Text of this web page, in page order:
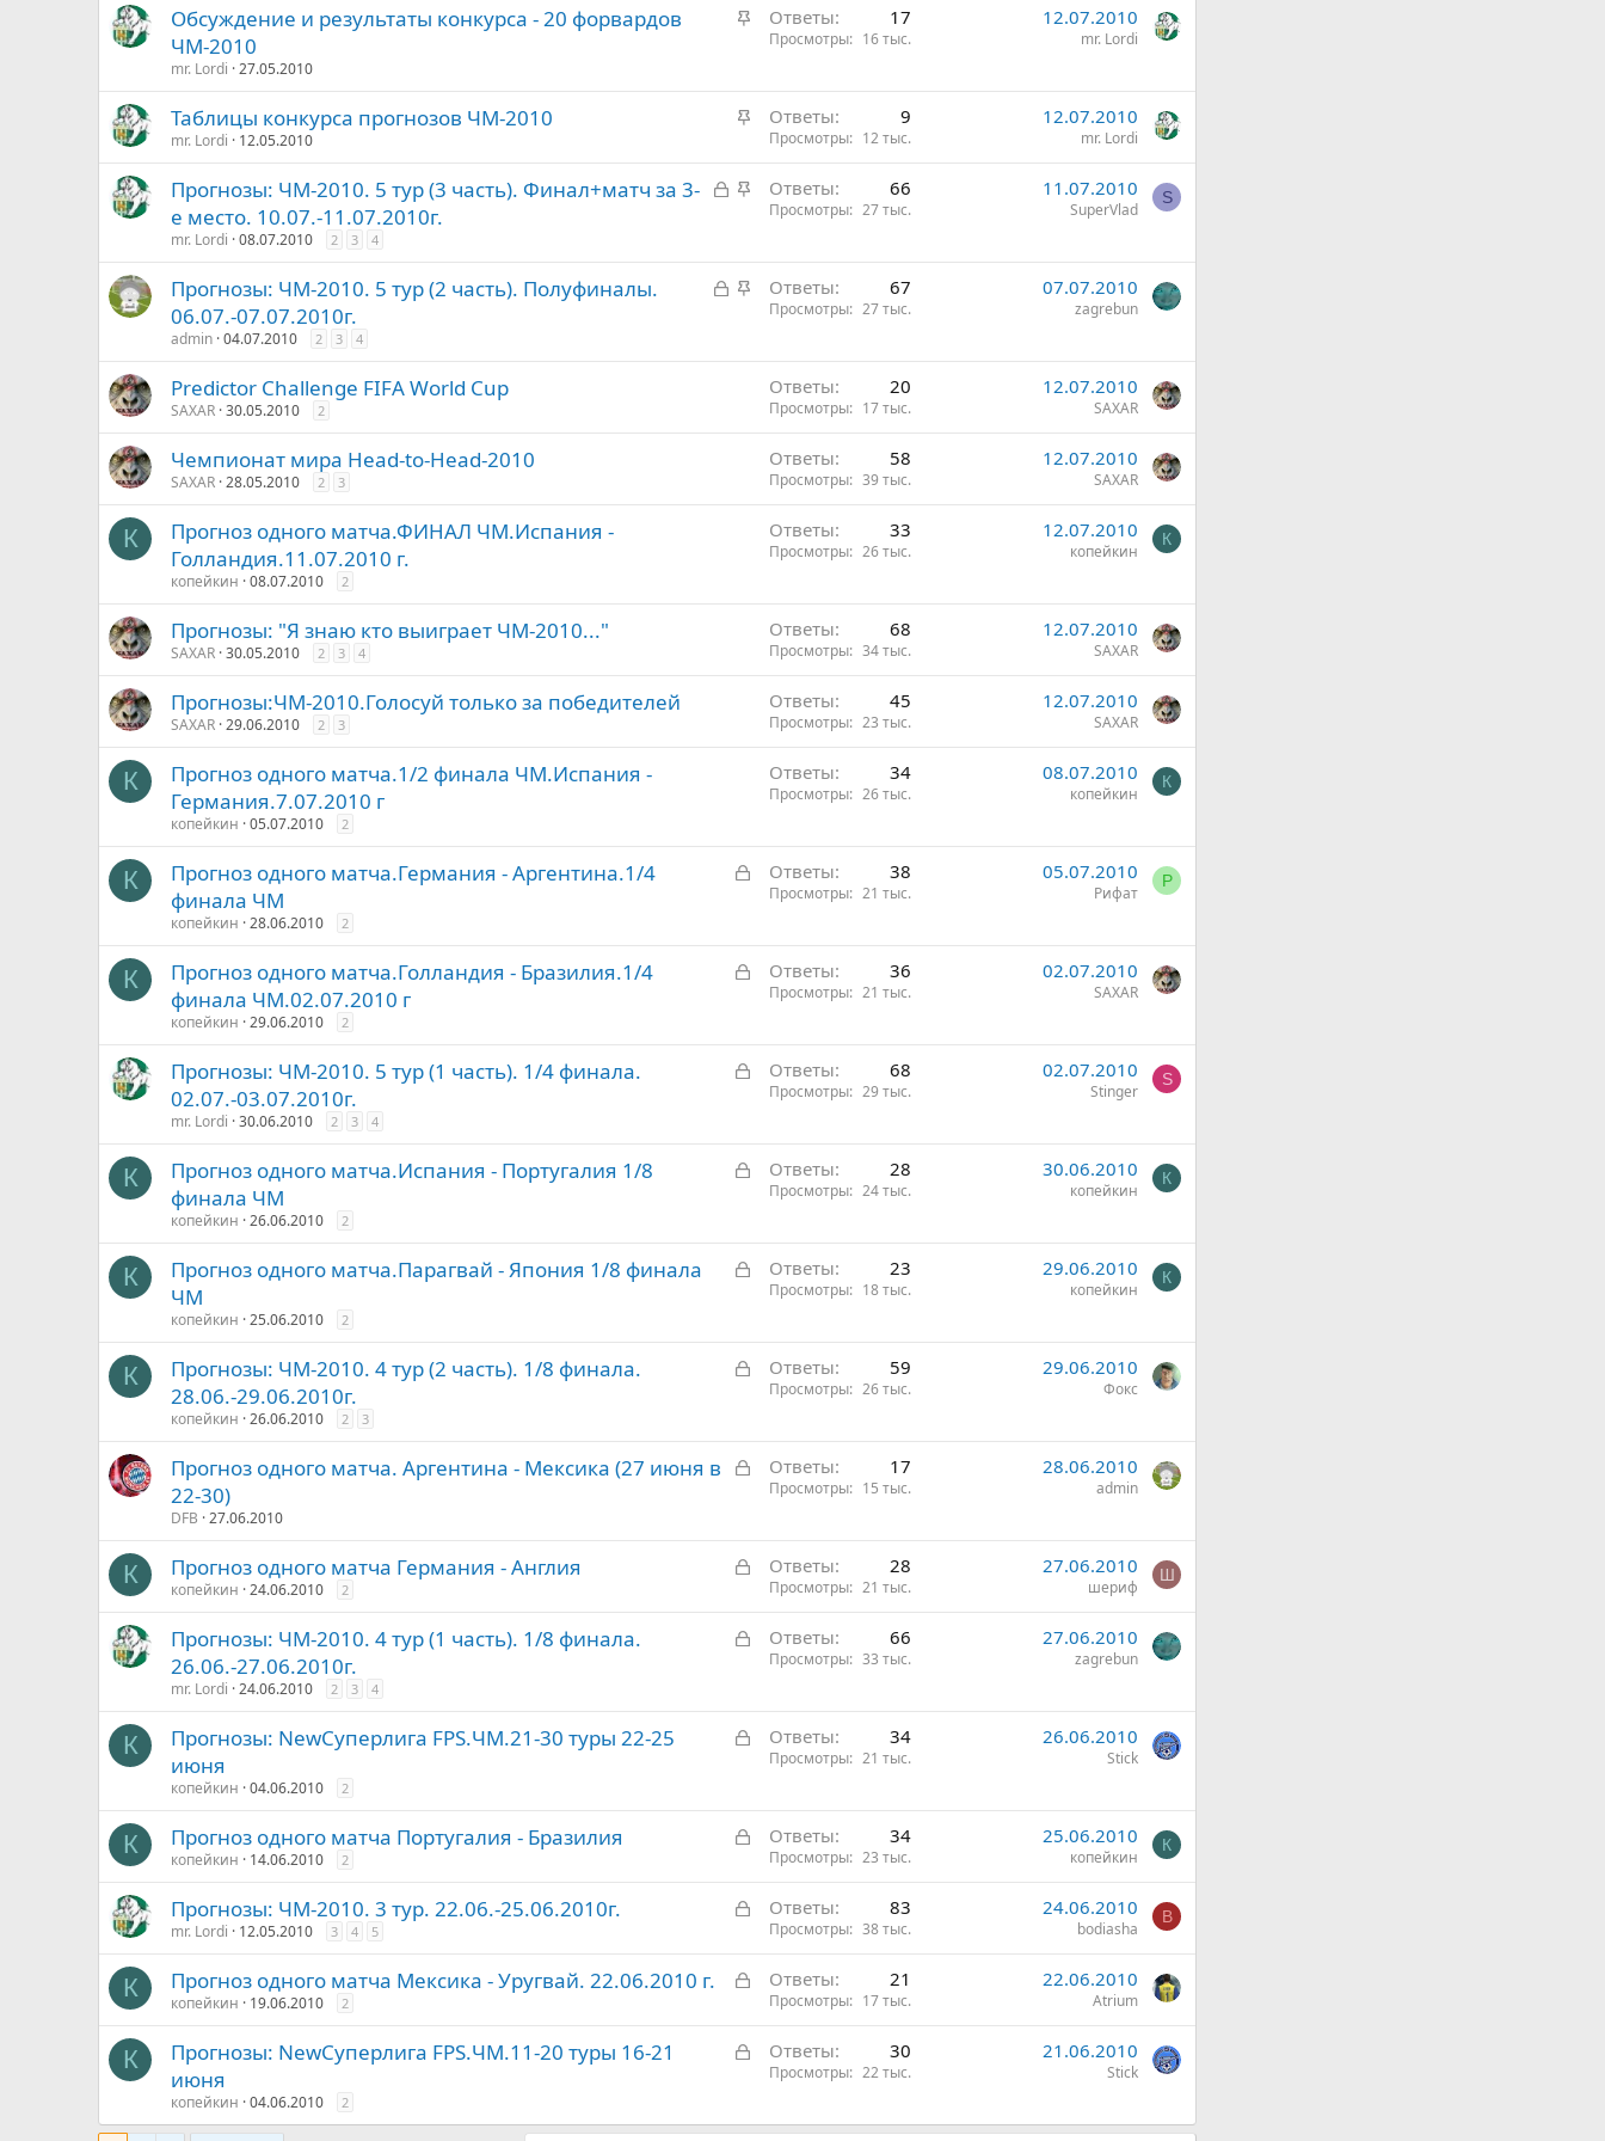
р
л
е
о
З
р
е
л
е
Обсуждение и результаты конкурса - 20 форвардов
ЧМ-2010
mr. Lordi 27.05.2010
Ответы 17
Просмотры 16 тыс.
12.07.2010
mr. Lordi
З
к
р
л
е
Таблицы конкурса прогнозов ЧМ-2010
mr. Lordi 12.05.2010
Ответы 9
Просмотры 12 тыс.
12.07.2010
mr. Lordi
З
р
ы
З
р
е
е
Прогнозы: ЧМ-2010. 5 тур (3 часть). Финал+матч за 3-
е место. 10.07.-11.07.2010г.
mr. Lordi 08.07.2010 2 3 4
Ответы 66
Просмотры 27 тыс.
11.07.2010
SuperVlad
S
З
р
о
З
р
л
о
Прогнозы: ЧМ-2010. 5 тур (2 часть). Полуфиналы.
06.07.-07.07.2010г.
admin 04.07.2010 2 3 4
Ответы 67
Просмотры 27 тыс.
07.07.2010
zagrebun
Predictor Challenge FIFA World Cup
SAXAR 30.05.2010 2
Ответы 20
Просмотры 17 тыс.
12.07.2010
SAXAR
Чемпионат мира Head-to-Head-2010
SAXAR 28.05.2010 2 3
Ответы 58
Просмотры 39 тыс.
12.07.2010
SAXAR
К
Прогноз одного матча.ФИНАЛ ЧМ.Испания -
Голландия.11.07.2010 г.
копейкин 08.07.2010 2
Ответы 33
Просмотры 26 тыс.
12.07.2010
копейкин
К
Прогнозы: "Я знаю кто выиграет ЧМ-2010..."
SAXAR 30.05.2010 2 3 4
Ответы 68
Просмотры 34 тыс.
12.07.2010
SAXAR
Прогнозы:ЧМ-2010.Голосуй только за победителей
SAXAR 29.06.2010 2 3
Ответы 45
Просмотры 23 тыс.
12.07.2010
SAXAR
К
Прогноз одного матча.1/2 финала ЧМ.Испания -
Германия.7.07.2010 г
копейкин 05.07.2010 2
Ответы 34
Просмотры 26 тыс.
08.07.2010
копейкин
К
К
З
р
ы
Прогноз одного матча.Германия - Аргентина.1/4
финала ЧМ
копейкин 28.06.2010 2
Ответы 38
Просмотры 21 тыс.
05.07.2010
Рифат
Р
К
З
р
ы
Прогноз одного матча.Голландия - Бразилия.1/4
финала ЧМ.02.07.2010 г
копейкин 29.06.2010 2
Ответы 36
Просмотры 21 тыс.
02.07.2010
SAXAR
З
р
ы
Прогнозы: ЧМ-2010. 5 тур (1 часть). 1/4 финала.
02.07.-03.07.2010г.
mr. Lordi 30.06.2010 2 3 4
Ответы 68
Просмотры 29 тыс.
02.07.2010
Stinger
S
К
З
р
ы
Прогноз одного матча.Испания - Португалия 1/8
финала ЧМ
копейкин 26.06.2010 2
Ответы 28
Просмотры 24 тыс.
30.06.2010
копейкин
К
К
З
р
ы
Прогноз одного матча.Парагвай - Япония 1/8 финала
ЧМ
копейкин 25.06.2010 2
Ответы 23
Просмотры 18 тыс.
29.06.2010
копейкин
К
К
З
р
ы
Прогнозы: ЧМ-2010. 4 тур (2 часть). 1/8 финала.
28.06.-29.06.2010г.
копейкин 26.06.2010 2 3
Ответы 59
Просмотры 26 тыс.
29.06.2010
Фокс
З
р
ы
о
Прогноз одного матча. Аргентина - Мексика (27 июня в
22-30)
DFB 27.06.2010
Ответы 17
Просмотры 15 тыс.
28.06.2010
admin
К
З
к
р
о
Прогноз одного матча Германия - Англия
копейкин 24.06.2010 2
Ответы 28
Просмотры 21 тыс.
27.06.2010
шериф
Ш
З
р
ы
Прогнозы: ЧМ-2010. 4 тур (1 часть). 1/8 финала.
26.06.-27.06.2010г.
mr. Lordi 24.06.2010 2 3 4
Ответы 66
Просмотры 33 тыс.
27.06.2010
zagrebun
К
З
р
ы
о
Прогнозы: NewСуперлига FPS.ЧМ.21-30 туры 22-25
июня
копейкин 04.06.2010 2
Ответы 34
Просмотры 21 тыс.
26.06.2010
Stick
К
З
к
р
т
о
Прогноз одного матча Португалия - Бразилия
копейкин 14.06.2010 2
Ответы 34
Просмотры 23 тыс.
25.06.2010
копейкин
К
З
к
р
т
о
Прогнозы: ЧМ-2010. 3 тур. 22.06.-25.06.2010г.
mr. Lordi 12.05.2010 3 4 5
Ответы 83
Просмотры 38 тыс.
24.06.2010
bodiasha
B
К
З
к
р
о
Прогноз одного матча Мексика - Уругвай. 22.06.2010 г.
копейкин 19.06.2010 2
Ответы 21
Просмотры 17 тыс.
22.06.2010
Atrium
К
З
р
Прогнозы: NewСуперлига FPS.ЧМ.11-20 туры 16-21
июня
копейкин 04.06.2010 2
Ответы 30
Просмотры 22 тыс.
21.06.2010
Stick